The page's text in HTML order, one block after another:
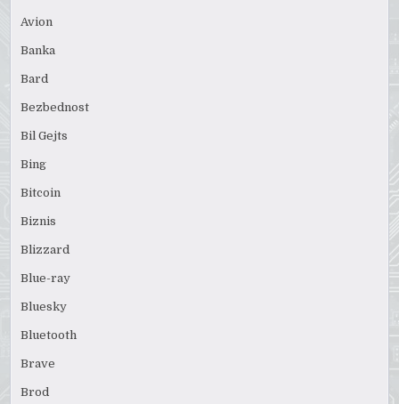
Avion
Banka
Bard
Bezbednost
Bil Gejts
Bing
Bitcoin
Biznis
Blizzard
Blue-ray
Bluesky
Bluetooth
Brave
Brod